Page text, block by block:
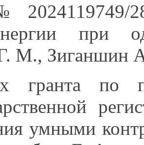
2024119749/
при
М., Зиганшин
гранта по
умными